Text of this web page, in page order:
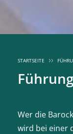
STARTSEITE
Wer die
wird bei einer